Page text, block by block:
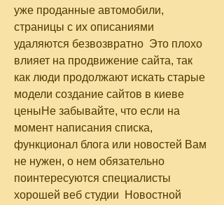
уже проданные автомобили,
страницы с их описаниями
удаляются безвозвратно  Это плохо
влияет на продвижение сайта, так
как люди продолжают искать старые
модели создание сайтов в киеве
ценыНе забывайте, что если на
момент написания списка,
функционал блога или новостей Вам
не нужен, о нем обязательно
поинтересуются специалисты
хорошей веб студии  Новостной